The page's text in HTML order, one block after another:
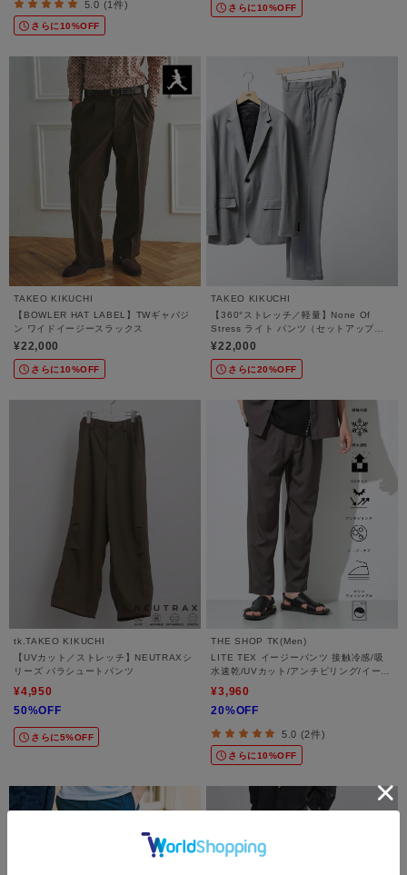
5.0 (1件)
さらに10%OFF
さらに10%OFF
TAKEO KIKUCHI
【BOWLER HAT LABEL】TWギャバジ
ン ワイドイージースラックス
¥22,000
さらに10%OFF
TAKEO KIKUCHI
【360°ストレッチ／軽量】None Of
Stress ライト パンツ（セットアップ対
応）
¥22,000
さらに20%OFF
tk.TAKEO KIKUCHI
【UVカット／ストレッチ】NEUTRAXシ
リーズ パラシュートパンツ
¥4,950
50%OFF
さらに5%OFF
THE SHOP TK(Men)
LITE TEX イージーパンツ 接触冷感/吸
水速乾/UVカット/アンチピリング/イージ
¥3,960
20%OFF
5.0 (2件)
さらに10%OFF